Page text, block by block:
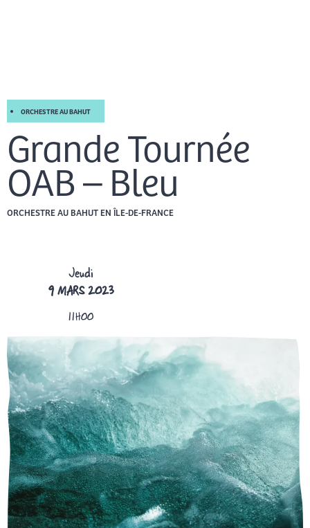
ORCHESTRE AU BAHUT
Grande Tournée
OAB – Bleu
ORCHESTRE AU BAHUT EN ÎLE-DE-FRANCE
Jeudi
9 MARS 2023
11H00